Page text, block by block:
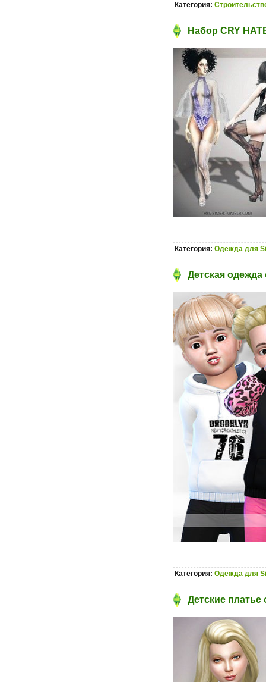
Категория:
Набор CRY
Категория: Одежда для
Детская
Категория: Одежда для
Детские платье